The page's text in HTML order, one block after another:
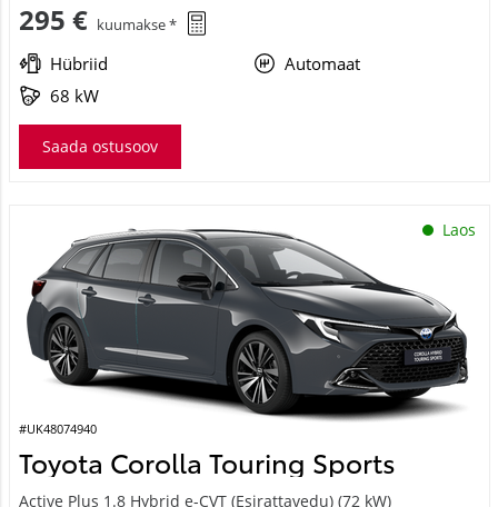
295 € kuumakse *
Hübriid
Automaat
68 kW
Saada ostusoov
Laos
#UK48074940
Toyota Corolla Touring Sports
Active Plus 1.8 Hybrid e-CVT (Esirattavedu) (72 kW)